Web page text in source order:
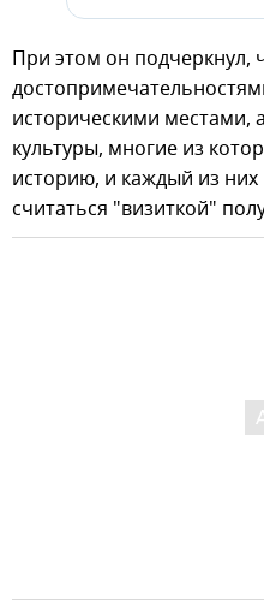
При этом он подчеркнул,
историческими местами,
культуры, многие из
историю, и каждый из
считаться "визиткой"